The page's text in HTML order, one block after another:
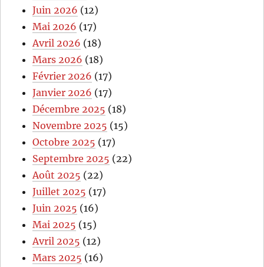
Juin 2026 (12)
Mai 2026 (17)
Avril 2026 (18)
Mars 2026 (18)
Février 2026 (17)
Janvier 2026 (17)
Décembre 2025 (18)
Novembre 2025 (15)
Octobre 2025 (17)
Septembre 2025 (22)
Août 2025 (22)
Juillet 2025 (17)
Juin 2025 (16)
Mai 2025 (15)
Avril 2025 (12)
Mars 2025 (16)